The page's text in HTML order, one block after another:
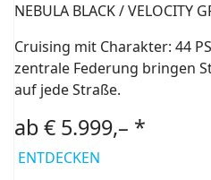
NEBULA BLACK / VELOCITY
Cruising mit Charakter: 44
zentrale Federung bringen
auf jede Straße.
ab € 5.999,– *
ENTDECKEN